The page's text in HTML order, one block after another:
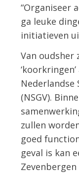
“Organiseer
ga leuke
initiatieven
Van oudsher
Nederlandse
(NSGV).
zullen
goed
geval is kan